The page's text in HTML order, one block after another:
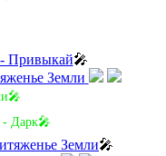
- Дарк🎤
Привыкай🎤
Земли🎤